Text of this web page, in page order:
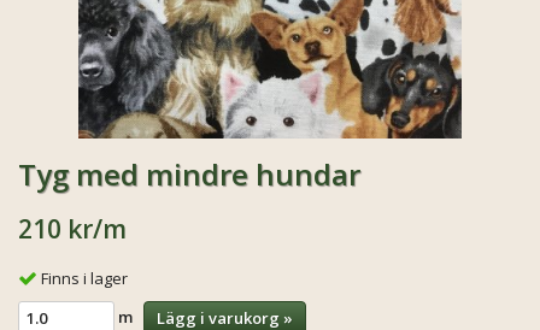
Tyg med mindre hundar
210 kr/m
Finns i lager
m
Lägg i varukorg »